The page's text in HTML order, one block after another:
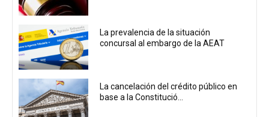
La prevalencia de la situación
concursal al embargo de la AEAT
La cancelación del crédito público en
base a la Constitució...